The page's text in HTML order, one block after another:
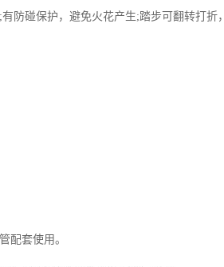
防碰保护，避免火花产生;踏步可翻转打折，
配套使用。